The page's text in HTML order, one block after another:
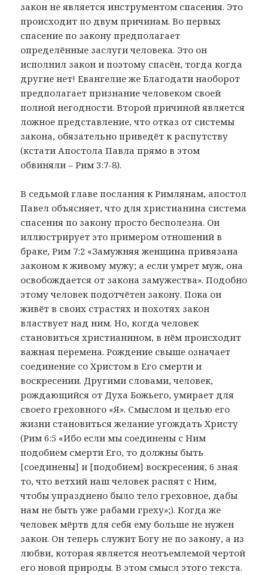
закон не является инструментом спасения. Это
происходит по двум причинам. Во первых
спасение по закону предполагает
определённые заслуги человека. Это он
исполнил закон и поэтому спасён, тогда когда
другие нет! Евангелие же Благодати наоборот
предполагает признание человеком своей
полной негодности. Второй причиной является
ложное представление, что отказ от системы
закона, обязательно приведёт к распутству
(кстати Апостола Павла прямо в этом
обвиняли – Рим 3:7-8).
В седьмой главе послания к Римлянам, апостол
Павел объясняет, что для христианина система
спасения по закону просто бесполезна. Он
иллюстрирует это примером отношений в
браке, Рим 7:2 «Замужняя женщина привязана
законом к живому мужу; а если умрет муж, она
освобождается от закона замужества». Подобно
этому человек подотчётен закону. Пока он
живёт в своих страстях и похотях закон
властвует над ним. Но, когда человек
становиться христианином, в нём происходит
важная перемена. Рождение свыше означает
соединение со Христом в Его смерти и
воскресении. Другими словами, человек,
рождающийся от Духа Божьего, умирает для
своего греховного «Я». Смыслом и целью его
жизни становиться желание угождать Христу
(Рим 6:5 «Ибо если мы соединены с Ним
подобием смерти Его, то должны быть
[соединены] и [подобием] воскресения, 6 зная
то, что ветхий наш человек распят с Ним,
чтобы упразднено было тело греховное, дабы
нам не быть уже рабами греху»;). Когда же
человек мёртв для себя ему больше не нужен
закон. Он теперь служит Богу не по закону, а из
любви, которая является неотъемлемой чертой
его новой природы. В этом смысл этого текста.